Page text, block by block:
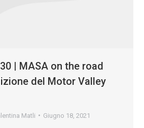
| MASA on the road
del Motor Valley
Matli Giugno 18, 2021